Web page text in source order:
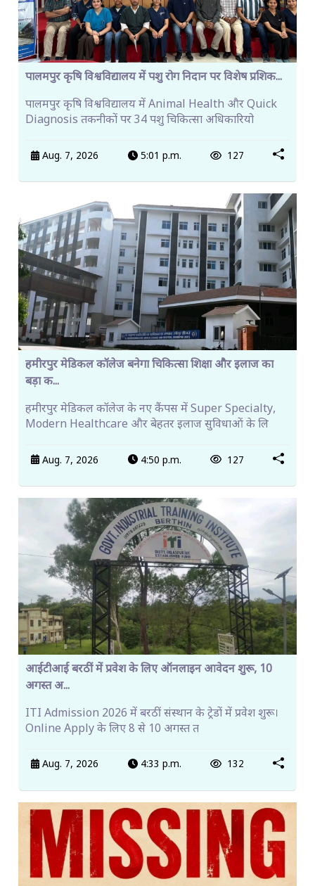
पालमपुर कृषि विश्वविद्यालय में पशु रोग निदान पर विशेष प्रशिक...
पालमपुर कृषि विश्वविद्यालय में Animal Health और Quick
Diagnosis तकनीकों पर 34 पशु चिकित्सा अधिकारियो
Aug. 7, 2026 5:01 p.m. 127
हमीरपुर मेडिकल कॉलेज बनेगा चिकित्सा शिक्षा और इलाज का
बड़ा क...
हमीरपुर मेडिकल कॉलेज के नए कैंपस में Super Specialty,
Modern Healthcare और बेहतर इलाज सुविधाओं के लि
Aug. 7, 2026 4:50 p.m. 127
आईटीआई बरठीं में प्रवेश के लिए ऑनलाइन आवेदन शुरू, 10
अगस्त अ...
ITI Admission 2026 में बरठीं संस्थान के ट्रेडों में प्रवेश शुरू।
Online Apply के लिए 8 से 10 अगस्त त
Aug. 7, 2026 4:33 p.m. 132